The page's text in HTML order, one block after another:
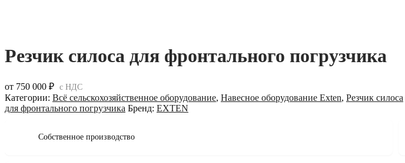
Резчик силоса для фронтального погрузчика
от 750 000 ₽ с НДС
Категории: Всё сельскохозяйственное оборудование, Навесное оборудование Exten, Резчик силоса
для фронтального погрузчика Бренд: EXTEN
Собственное производство